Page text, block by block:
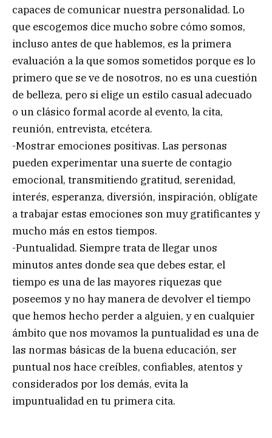
capaces de comunicar nuestra personalidad. Lo
que escogemos dice mucho sobre cómo somos,
incluso antes de que hablemos, es la primera
evaluación a la que somos sometidos porque es lo
primero que se ve de nosotros, no es una cuestión
de belleza, pero si elige un estilo casual adecuado
o un clásico formal acorde al evento, la cita,
reunión, entrevista, etcétera.
-Mostrar emociones positivas. Las personas
pueden experimentar una suerte de contagio
emocional, transmitiendo gratitud, serenidad,
interés, esperanza, diversión, inspiración, oblígate
a trabajar estas emociones son muy gratificantes y
mucho más en estos tiempos.
-Puntualidad. Siempre trata de llegar unos
minutos antes donde sea que debes estar, el
tiempo es una de las mayores riquezas que
poseemos y no hay manera de devolver el tiempo
que hemos hecho perder a alguien, y en cualquier
ámbito que nos movamos la puntualidad es una de
las normas básicas de la buena educación, ser
puntual nos hace creíbles, confiables, atentos y
considerados por los demás, evita la
impuntualidad en tu primera cita.